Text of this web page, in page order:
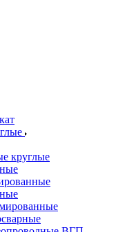
круглые